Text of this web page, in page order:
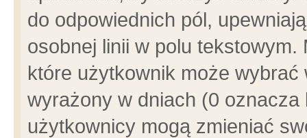
do odpowiednich pól,
osobnej linii w polu
które użytkownik może
wyrażony w dniach (0
użytkownicy mogą zmieniać